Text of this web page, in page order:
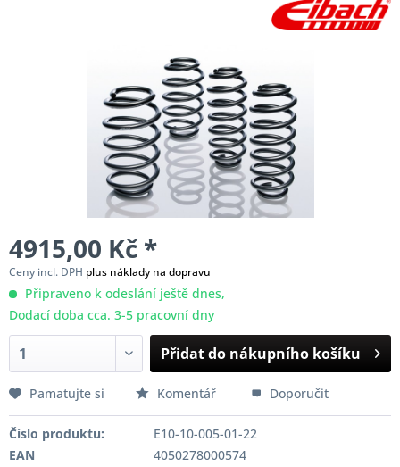
4915,00 Kč *
Ceny incl. DPH plus náklady na dopravu
Připraveno k odeslání ještě dnes,
Dodací doba cca. 3-5 pracovní dny
Přidat do nákupního košíku
Pamatujte si Komentář Doporučit
Číslo produktu:
E10-10-005-01-22
EAN
4050278000574